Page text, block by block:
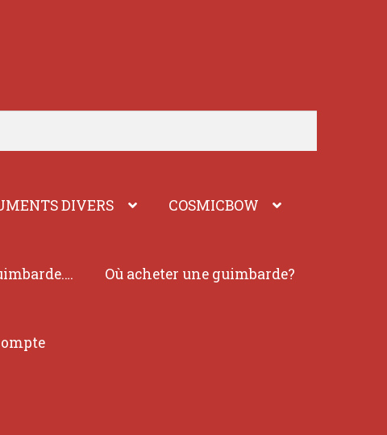
DIVERS COSMICBOW
Où acheter une guimbarde?
la bouche